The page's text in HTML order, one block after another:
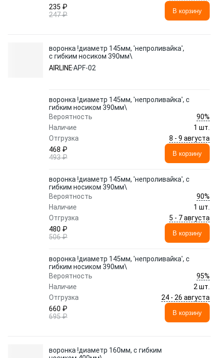
235 ₽
247 ₽
В корзину
воронка !диаметр 145мм, 'непроливайка',
с гибким носиком 390мм\
AIRLINEAPF-02
воронка !диаметр 145мм, 'непроливайка', с
гибким носиком 390мм\
Вероятность
90%
Наличие
1 шт.
Отгрузка
8 - 9 августа
468 ₽
493 ₽
В корзину
воронка !диаметр 145мм, 'непроливайка', с
гибким носиком 390мм\
Вероятность
90%
Наличие
1 шт.
Отгрузка
5 - 7 августа
480 ₽
506 ₽
В корзину
воронка !диаметр 145мм, 'непроливайка', с
гибким носиком 390мм\
Вероятность
95%
Наличие
2 шт.
Отгрузка
24 - 26 августа
660 ₽
695 ₽
В корзину
воронка !диаметр 160мм, с гибким